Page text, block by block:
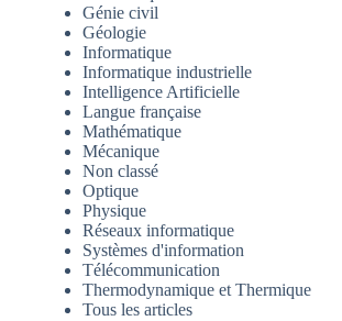
Génie civil
Géologie
Informatique
Informatique industrielle
Intelligence Artificielle
Langue française
Mathématique
Mécanique
Non classé
Optique
Physique
Réseaux informatique
Systèmes d'information
Télécommunication
Thermodynamique et Thermique
Tous les articles